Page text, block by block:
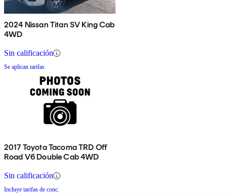
2024 Nissan Titan SV King Cab
4WD
Sin calificación
Se aplican tarifas
2017 Toyota Tacoma TRD Off
Road V6 Double Cab 4WD
Sin calificación
Incluye tarifas de conc.